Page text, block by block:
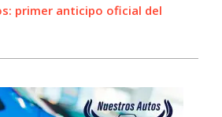
primer anticipo oficial del